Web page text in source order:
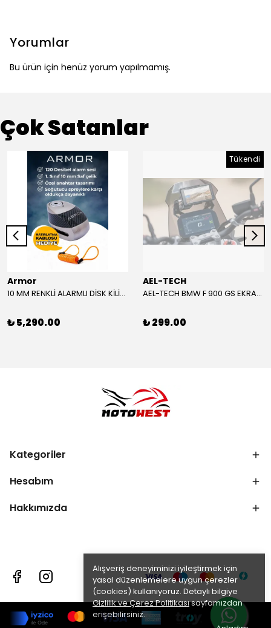
Alışveriş deneyiminizi iyileştirmek için
yasal düzenlemelere uygun çerezler
(cookies) kullanıyoruz. Detaylı bilgiye
Gizlilik ve Çerez Politikasısayfamızdan
erişebilirsiniz.
Yorumlar
Bu ürün için henüz yorum yapılmamış.
Çok Satanlar
Armor
10 MM RENKLİ ALARMLI DİSK KİLİDİ YENİ VERSİYON
₺ 5,290.00
Tükendi
AEL-TECH
AEL-TECH BMW F 900 GS EKRAN/GÖSTERGE KORUYUCU 2024-2025
₺ 299.00
Kategoriler
Hesabım
Hakkımızda